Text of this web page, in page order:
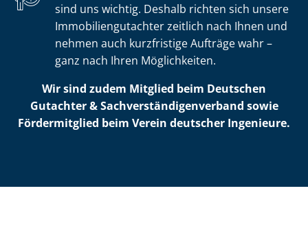
sind uns wichtig. Deshalb richten sich unsere
Im­mo­bi­li­en­gut­ach­ter zeitlich nach Ihnen und
nehmen auch kurzfristige Aufträge wahr –
ganz nach Ihren Möglichkeiten.
Wir sind zudem Mitglied beim Deutschen
Gutachter & Sach­ver­stän­di­gen­ver­band sowie
Fördermitglied beim Verein deutscher Ingenieure.